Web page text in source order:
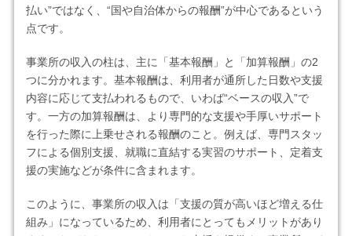
払い”ではなく、“国や自治体からの報酬”が中心であるという
点です。
事業所の収入の柱は、主に「基本報酬」と「加算報酬」の2
つに分かれます。基本報酬は、利用者が通所した日数や支援
内容に応じて支払われるもので、いわば“ベースの収入”で
す。一方の加算報酬は、より専門的な支援や手厚いサポート
を行った際に上乗せされる報酬のこと。例えば、専門スタッ
フによる個別支援、就職に直結する実習のサポート、定着支
援の実施などが条件に含まれます。
このように、事業所の収入は「支援の質が高いほど増える仕
組み」になっているため、利用者にとってもメリットがあり